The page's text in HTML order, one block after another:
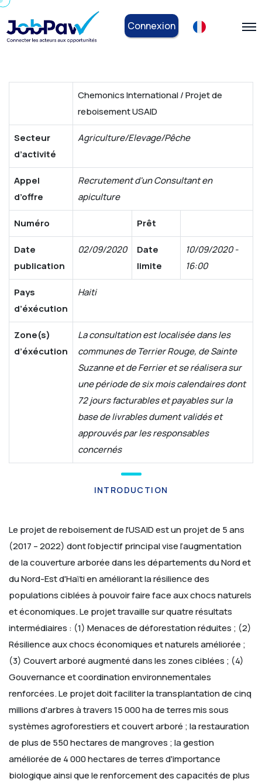
Connexion
Chemonics International / Projet de
reboisement USAID
Secteur
d’activité
Agriculture/Elevage/Pêche
Appel
d’offre
Recrutement d'un Consultant en
apiculture
Numéro Prêt
Date
publication
02/09/2020
Date
limite
10/09/2020 -
16:00
Pays
d’éxécution
Haiti
Zone(s)
d’éxécution
La consultation est localisée dans les
communes de Terrier Rouge, de Sainte
Suzanne et de Ferrier et se réalisera sur
une période de six mois calendaires dont
72 jours facturables et payables sur la
base de livrables dument validés et
approuvés par les responsables
concernés
INTRODUCTION
Le projet de reboisement de l'USAID est un projet de 5 ans
(2017 – 2022) dont l’objectif principal vise l’augmentation
de la couverture arborée dans les départements du Nord et
du Nord-Est d'Haïti en améliorant la résilience des
populations ciblées à pouvoir faire face aux chocs naturels
et économiques. Le projet travaille sur quatre résultats
intermédiaires : (1) Menaces de déforestation réduites ; (2)
Résilience aux chocs économiques et naturels améliorée ;
(3) Couvert arboré augmenté dans les zones ciblées ; (4)
Gouvernance et coordination environnementales
renforcées.Le projet doit faciliter la transplantation de cinq
millions d'arbres à travers 15 000 ha de terres mis sous
systèmes agroforestiers et couvert arboré ; la restauration
de plus de 550 hectares de mangroves ; la gestion
améliorée de 4 000 hectares de terres d'importance
biologique ainsi que le renforcement des capacités de plus